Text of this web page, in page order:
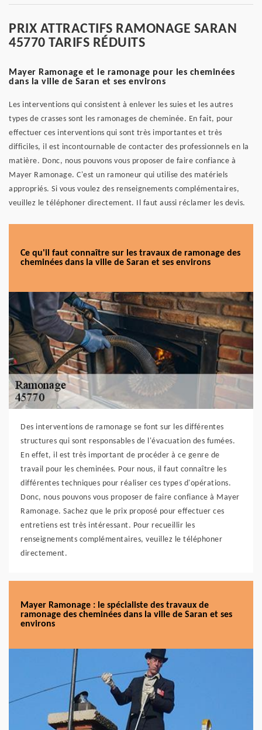
PRIX ATTRACTIFS RAMONAGE SARAN
45770 TARIFS RÉDUITS
Mayer Ramonage et le ramonage pour les cheminées
dans la ville de Saran et ses environs
Les interventions qui consistent à enlever les suies et les autres
types de crasses sont les ramonages de cheminée. En fait, pour
effectuer ces interventions qui sont très importantes et très
difficiles, il est incontournable de contacter des professionnels en la
matière. Donc, nous pouvons vous proposer de faire confiance à
Mayer Ramonage. C'est un ramoneur qui utilise des matériels
appropriés. Si vous voulez des renseignements complémentaires,
veuillez le téléphoner directement. Il faut aussi réclamer les devis.
Ce qu'il faut connaître sur les travaux de ramonage des
cheminées dans la ville de Saran et ses environs
Des interventions de ramonage se font sur les différentes
structures qui sont responsables de l'évacuation des fumées.
En effet, il est très important de procéder à ce genre de
travail pour les cheminées. Pour nous, il faut connaître les
différentes techniques pour réaliser ces types d'opérations.
Donc, nous pouvons vous proposer de faire confiance à Mayer
Ramonage. Sachez que le prix proposé pour effectuer ces
entretiens est très intéressant. Pour recueillir les
renseignements complémentaires, veuillez le téléphoner
directement.
Mayer Ramonage : le spécialiste des travaux de
ramonage des cheminées dans la ville de Saran et ses
environs